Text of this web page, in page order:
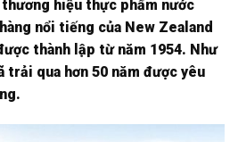
thương hiệu thực phẩm nước
nổi tiếng của New Zealand
thành lập từ năm 1954. Như
trải qua hơn 50 năm được yêu